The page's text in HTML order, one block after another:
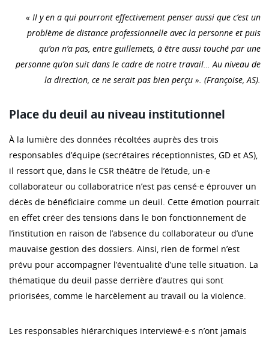
« Il y en a qui pourront effectivement penser aussi que c’est un
problème de distance professionnelle avec la personne et puis
qu’on n’a pas, entre guillemets, à être aussi touché par une
personne qu’on suit dans le cadre de notre travail… Au niveau de
la direction, ce ne serait pas bien perçu ». (Françoise, AS).
Place du deuil au niveau institutionnel
À la lumière des données récoltées auprès des trois
responsables d’équipe (secrétaires réceptionnistes, GD et AS),
il ressort que, dans le CSR théâtre de l’étude, un·e
collaborateur ou collaboratrice n’est pas censé·e éprouver un
décès de bénéficiaire comme un deuil. Cette émotion pourrait
en effet créer des tensions dans le bon fonctionnement de
l’institution en raison de l’absence du collaborateur ou d’une
mauvaise gestion des dossiers. Ainsi, rien de formel n’est
prévu pour accompagner l’éventualité d’une telle situation. La
thématique du deuil passe derrière d’autres qui sont
priorisées, comme le harcèlement au travail ou la violence.
Les responsables hiérarchiques interviewé·e·s n’ont jamais